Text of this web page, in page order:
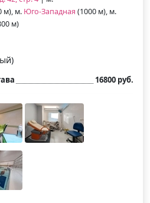
м), м. Юго-Западная (1000 м), м.
м)
16800 руб.